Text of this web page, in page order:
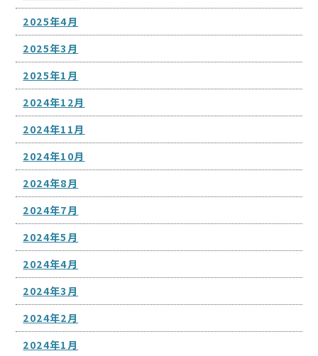
2025年4月
2025年3月
2025年1月
2024年12月
2024年11月
2024年10月
2024年8月
2024年7月
2024年5月
2024年4月
2024年3月
2024年2月
2024年1月